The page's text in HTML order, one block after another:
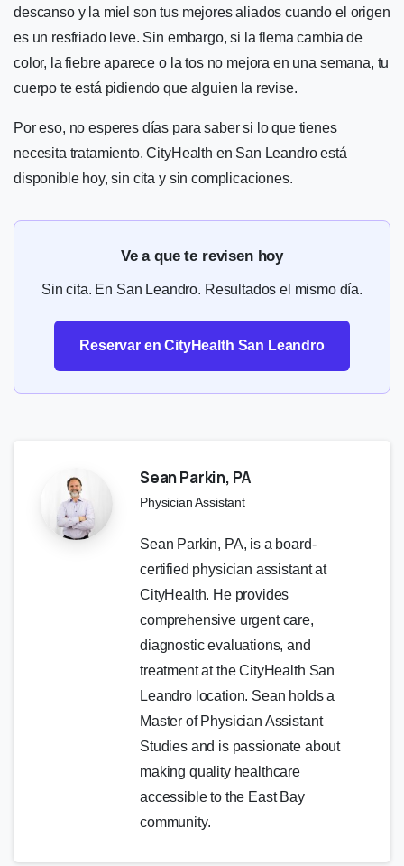
descanso y la miel son tus mejores aliados cuando el origen
es un resfriado leve. Sin embargo, si la flema cambia de
color, la fiebre aparece o la tos no mejora en una semana, tu
cuerpo te está pidiendo que alguien la revise.
Por eso, no esperes días para saber si lo que tienes
necesita tratamiento. CityHealth en San Leandro está
disponible hoy, sin cita y sin complicaciones.
Ve a que te revisen hoy
Sin cita. En San Leandro. Resultados el mismo día.
Reservar en CityHealth San Leandro
Sean Parkin, PA
Physician Assistant
Sean Parkin, PA, is a board-
certified physician assistant at
CityHealth. He provides
comprehensive urgent care,
diagnostic evaluations, and
treatment at the CityHealth San
Leandro location. Sean holds a
Master of Physician Assistant
Studies and is passionate about
making quality healthcare
accessible to the East Bay
community.